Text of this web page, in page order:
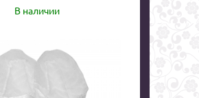
В наличии